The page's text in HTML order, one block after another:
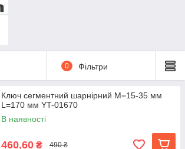
0 Фільтри
Ключ сегментний шарнірний M=15-35 мм
L=170 мм YT-01670
В наявності
460,60 ₴ 490 ₴